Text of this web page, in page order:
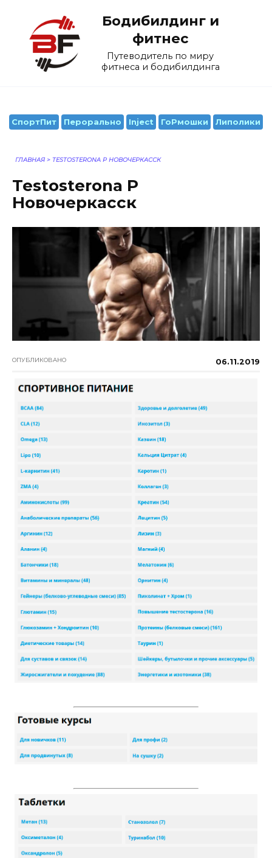
содержанию
Бодибилдинг и
фитнес
Путеводитель по миру
фитнеса и бодибилдинга
СпортПит Перорально Inject ГоРмошки Липолики
ГЛАВНАЯ > TESTOSTERONA P НОВОЧЕРКАССК
Testosterona P
Новочеркасск
ОПУБЛИКОВАНО 06.11.2019